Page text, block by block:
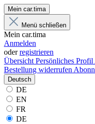
Mein car.tima
Menü schließen
Mein car.tima
Anmelden
oderregistrieren
Übersicht Persönliches Profil
Bestellung widerrufen
Deutsch
DE
EN
FR
DE